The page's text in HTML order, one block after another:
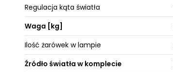
Regulacja kąta światła
Waga [kg]
Ilość żarówek w lampie
Źródło światła w komplecie